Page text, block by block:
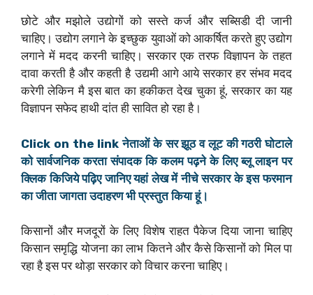
छोटे और मझोले उद्योगों को सस्ते कर्ज और सब्सिडी दी जानी
चाहिए। उद्योग लगाने के इच्छुक युवाओं को आकर्षित करते हुए उद्योग
लगाने में मदद करनी चाहिए। सरकार एक तरफ विज्ञापन के तहत
दावा करती है और कहती है उद्यमी आगे आये सरकार हर संभव मदद
करेगी लेकिन मै इस बात का हकीकत देख चुका हूं, सरकार का यह
विज्ञापन सफेद हाथी दांत ही सावित हो रहा है।
Click on the link नेताओं के सर झूठ व लूट की गठरी घोटाले
को सार्वजनिक करता संपादक कि कलम पढ़ने के लिए ब्लू लाइन पर
क्लिक किजिये पढ़िए जानिए यहां लेख में नीचे सरकार के इस फरमान
का जीता जागता उदाहरण भी प्रस्तुत किया हूं।
किसानों और मजदूरों के लिए विशेष राहत पैकेज दिया जाना चाहिए
किसान समृद्धि योजना का लाभ कितने और कैसे किसानों को मिल पा
रहा है इस पर थोड़ा सरकार को विचार करना चाहिए।